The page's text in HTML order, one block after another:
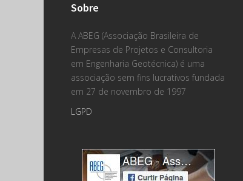
Sobre
A ABEG (Associação Brasileira de
Empresas de Projetos e Consultoria
em Engenharia Geotécnica) é uma
associação sem fins lucrativos fundada
em 27 de novembro de 1997
LGPD